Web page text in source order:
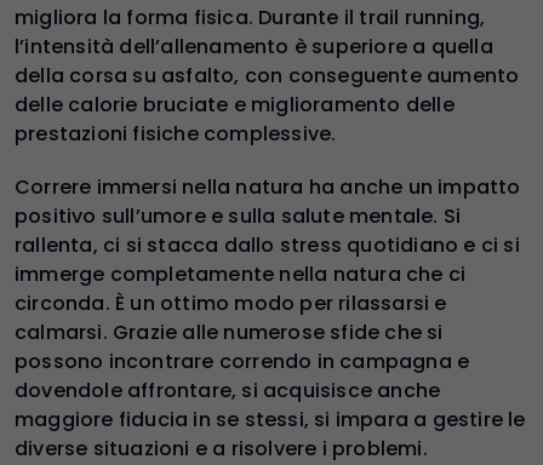
migliora la forma fisica. Durante il trail running,
l’intensità dell’allenamento è superiore a quella
della corsa su asfalto, con conseguente aumento
delle calorie bruciate e miglioramento delle
prestazioni fisiche complessive.
Correre immersi nella natura ha anche un impatto
positivo sull’umore e sulla salute mentale. Si
rallenta, ci si stacca dallo stress quotidiano e ci si
immerge completamente nella natura che ci
circonda. È un ottimo modo per rilassarsi e
calmarsi. Grazie alle numerose sfide che si
possono incontrare correndo in campagna e
dovendole affrontare, si acquisisce anche
maggiore fiducia in se stessi, si impara a gestire le
diverse situazioni e a risolvere i problemi.